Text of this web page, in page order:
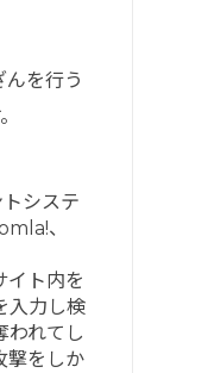
を行う
システ
、
イト内を
入力し検
われてし
撃をしか